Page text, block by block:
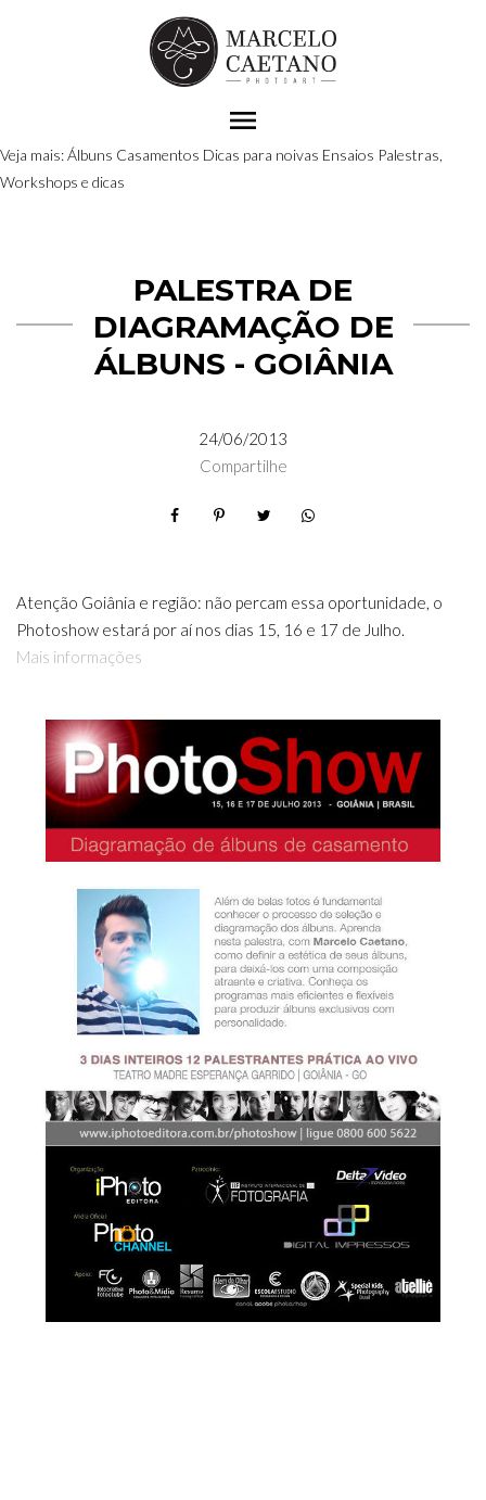
menu
Veja mais:Álbuns Casamentos Dicas para noivas Ensaios Palestras,
Workshops e dicas
PALESTRA DE
DIAGRAMAÇÃO DE
ÁLBUNS - GOIÂNIA
24/06/2013
Compartilhe
Atenção Goiânia e região: não percam essa oportunidade, o
Photoshow estará por aí nos dias 15, 16 e 17 de Julho.
Mais informações